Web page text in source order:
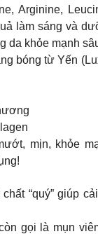
Arginine,
làm sáng và
da khỏe mạnh
bóng từ Yến
mịn, khỏe
“quý” giúp
gọi là mụn